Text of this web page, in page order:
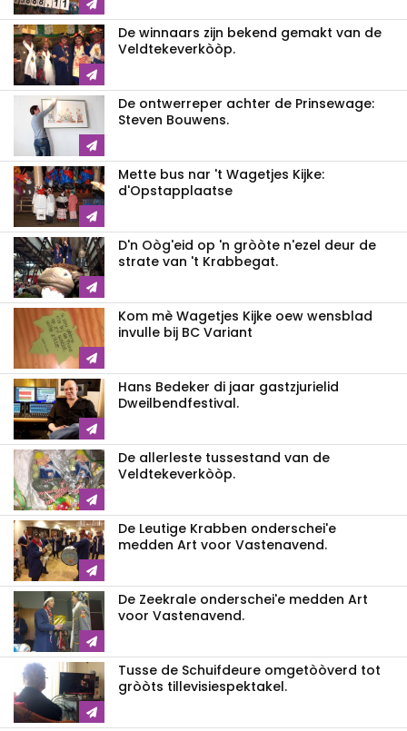
De winnaars zijn bekend gemakt van de
Veldtekeverkòòp.
De ontwerreper achter de Prinsewage:
Steven Bouwens.
Mette bus nar 't Wagetjes Kijke:
d'Opstapplaatse
D'n Oòg'eid op 'n gròòte n'ezel deur de
strate van 't Krabbegat.
Kom mè Wagetjes Kijke oew wensblad
invulle bij BC Variant
Hans Bedeker di jaar gastzjurielid
Dweilbendfestival.
De allerleste tussestand van de
Veldtekeverkòòp.
De Leutige Krabben onderschei'e
medden Art voor Vastenavend.
De Zeekrale onderschei'e medden Art
voor Vastenavend.
Tusse de Schuifdeure omgetòòverd tot
gròòts tillevisiespektakel.